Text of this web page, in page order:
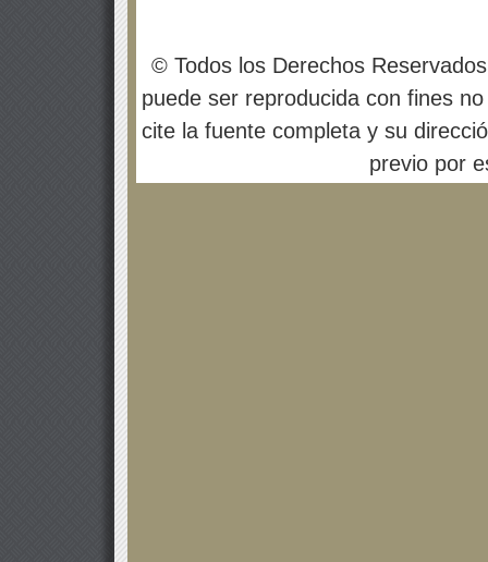
© Todos los Derechos
puede ser reproducida con fines
cite la fuente completa y su
previo por